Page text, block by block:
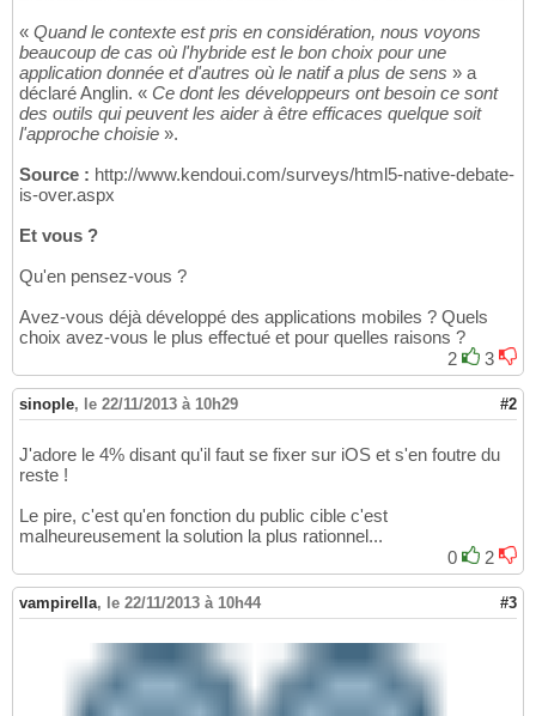
« Quand le contexte est pris en considération, nous voyons
beaucoup de cas où l'hybride est le bon choix pour une
application donnée et d'autres où le natif a plus de sens » a
déclaré Anglin. « Ce dont les développeurs ont besoin ce sont
des outils qui peuvent les aider à être efficaces quelque soit
l'approche choisie ».
Source : http://www.kendoui.com/surveys/html5-native-debate-
is-over.aspx
Et vous ?
Qu'en pensez-vous ?
Avez-vous déjà développé des applications mobiles ? Quels
choix avez-vous le plus effectué et pour quelles raisons ?
2
3
sinople, le 22/11/2013 à 10h29 #2
J'adore le 4% disant qu'il faut se fixer sur iOS et s'en foutre du
reste !
Le pire, c'est qu'en fonction du public cible c'est
malheureusement la solution la plus rationnel...
0
2
vampirella, le 22/11/2013 à 10h44 #3